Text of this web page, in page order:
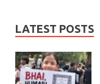
LATEST POSTS